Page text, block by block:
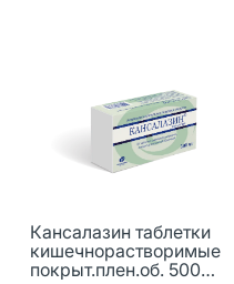
Кансалазин таблетки
кишечнорастворимые
покрыт.плен.об. 500